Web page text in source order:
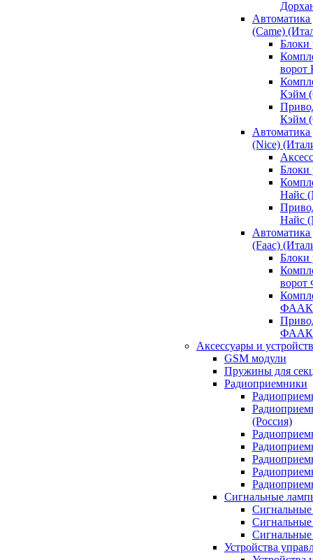
(Came)
Блоки
ворот
Кэйм
Кэйм
(Nice)
Блоки
Найс
Найс
(Faac)
ФААК
ФААК
Аксессуары и
GSM модули
Пружины для
Радиоприемники
(Россия)
Сигнальные
Устройства